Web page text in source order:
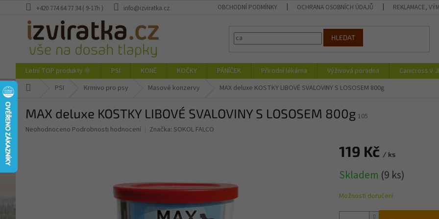
+420 774 64 77 34 ( 9-17h ) info@izviratka.cz OBCHODNÍ PODMÍNKY OCHRANA OSOBNÍCH ÚDAJŮ REKLAMACE,
HLEDAT
Letní TOP produkty 🌞 PSI KONĚ KOČKY PÁNÍČEK Přírodní lékárna Výživová poradna Canicross v
PSI Krmivo pro psy Masové konzervy MAX deluxe KOSTKY LIBOVÉ SVALOVINY S LOSOSEM 800g
MAX deluxe KOSTKY LIBOVÉ SVALOVINY S LOSOSEM 800g 105
Průměrné
Neohodnoceno Podrobnosti hodnocení Značka: SOKOL FALCO
119 Kč / ks
cena:
Skladem (9 ks)
Možnosti doručení